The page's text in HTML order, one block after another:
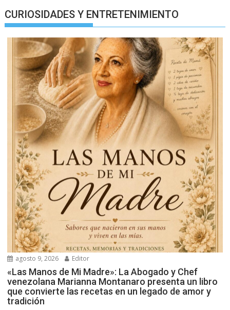
CURIOSIDADES Y ENTRETENIMIENTO
agosto 9, 2026 Editor
«Las Manos de Mi Madre»: La Abogado y Chef
venezolana Marianna Montanaro presenta un libro
que convierte las recetas en un legado de amor y
tradición